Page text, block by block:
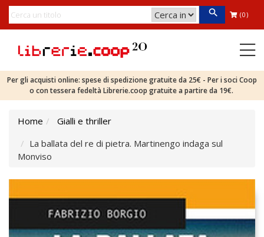
(0)
Per gli acquisti online: spese di spedizione gratuite da 25€ - Per i soci Coop
o con tessera fedeltà Librerie.coop gratuite a partire da 19€.
Home
Gialli e thriller
La ballata del re di pietra. Martinengo indaga sul
Monviso